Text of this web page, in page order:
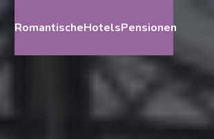
RomantischeHotelsPensionen